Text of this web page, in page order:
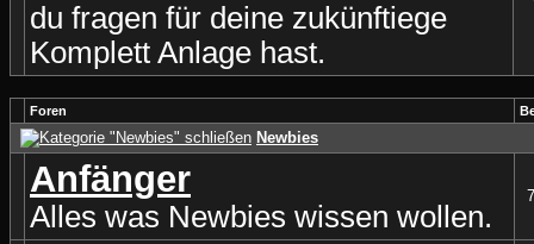
du fragen für deine zukünftiege
Komplett Anlage hast.
Foren
Newbies
Anfänger
Alles was Newbies wissen wollen.